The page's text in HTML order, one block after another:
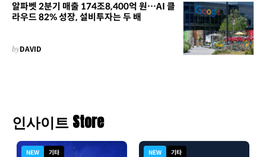
알파벳 2분기 매출 174조8,400억 원…AI 클
라우드 82% 성장, 설비투자는 두 배
byDAVID
인사이트 Store
NEW 기타 NEW 기타